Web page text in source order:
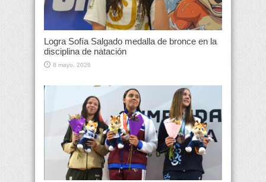
Logra Sofía Salgado medalla de bronce en la
disciplina de natación
8 mayo, 2026